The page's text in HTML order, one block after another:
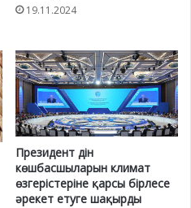
19.11.2024
Президент дін
көшбасшыларын климат
өзгерістеріне қарсы бірлесе
әрекет етуге шақырды